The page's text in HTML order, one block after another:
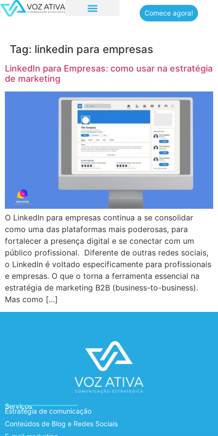
Comece agora!
Tag: linkedin para empresas
LinkedIn para Empresas: como usar na estratégia
de marketing
O LinkedIn para empresas continua a se consolidar
como uma das plataformas mais poderosas, para
fortalecer a presença digital e se conectar com um
público profissional. Diferente de outras redes sociais,
o LinkedIn é voltado especificamente para profissionais
e empresas. O que o torna a ferramenta essencial na
estratégia de marketing B2B (business-to-business).
Mas como […]
Serviços
Estratégia de comunicação
Conteúdos de Blog e Redes Sociais